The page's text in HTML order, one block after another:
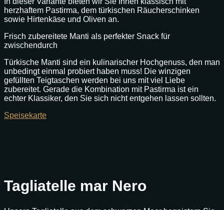
herzhaftem Pastirma, dem türkischen Räucherschinken
sowie Hirtenkäse und Oliven an.
Frisch zubereitete Manti als perfekter Snack für
zwischendurch
Türkische Manti sind ein kulinarischer Hochgenuss, den man
unbedingt einmal probiert haben muss! Die winzigen
gefüllten Teigtaschen werden bei uns mit viel Liebe
zubereitet. Gerade die Kombination mit Pastirma ist ein
echter Klassiker, den Sie sich nicht entgehen lassen sollten.
Speisekarte
Tagliatelle mar Nero